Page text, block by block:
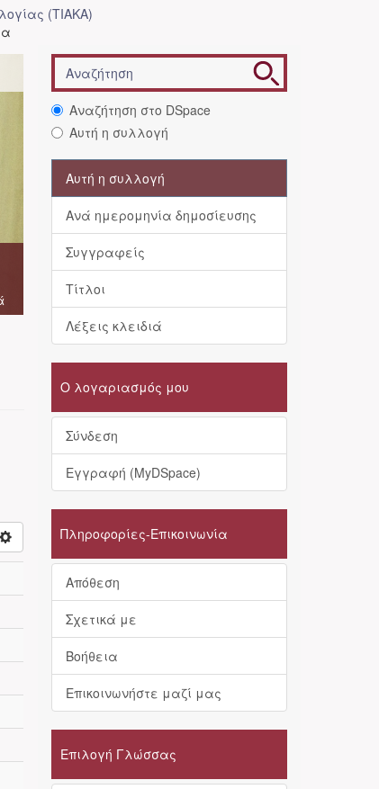
(ΤΙΑΚΑ)
Αναζήτηση στο DSpace
Αυτή η συλλογή
Αυτή η συλλογή
Ανά ημερομηνία δημοσίευσης
Συγγραφείς
Τίτλοι
Λέξεις κλειδιά
Ο λογαριασμός μου
Σύνδεση
Εγγραφή (MyDSpace)
Πληροφορίες-Επικοινωνία
Απόθεση
Σχετικά με
Βοήθεια
Επικοινωνήστε μαζί μας
Επιλογή Γλώσσας